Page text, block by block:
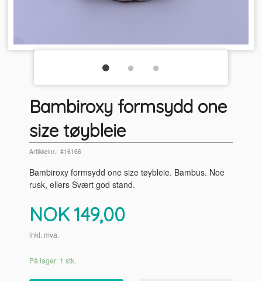
Bambiroxy formsydd one
size tøybleie
Artikkelnr.: #16166
Bambiroxy formsydd one size tøybleie. Bambus. Noe
rusk, ellers Svært god stand.
Pris
NOK149,00
inkl. mva.
På lager: 1 stk.